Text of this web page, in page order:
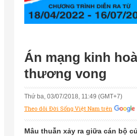
Án mạng kinh
thương vong
Thứ ba, 03/07/2018, 11:49 (GMT+7)
Theo dõi Đời Sống Việt Nam trên
Mâu thuẫn xảy ra giữa cán bộ